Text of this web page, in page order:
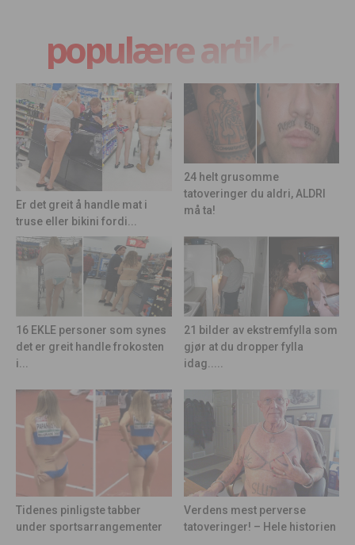
populære artikler
Er det greit å handle mat i
truse eller bikini fordi...
24 helt grusomme
tatoveringer du aldri, ALDRI
må ta!
16 EKLE personer som synes
det er greit handle frokosten
i...
21 bilder av ekstremfylla som
gjør at du dropper fylla
idag.....
Tidenes pinligste tabber
under sportsarrangementer
Verdens mest perverse
tatoveringer! – Hele historien